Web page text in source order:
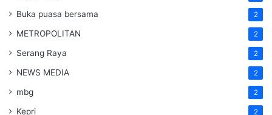
Buka puasa bersama 2
METROPOLITAN 2
Serang Raya 2
NEWS MEDIA 2
mbg 2
Kepri 2